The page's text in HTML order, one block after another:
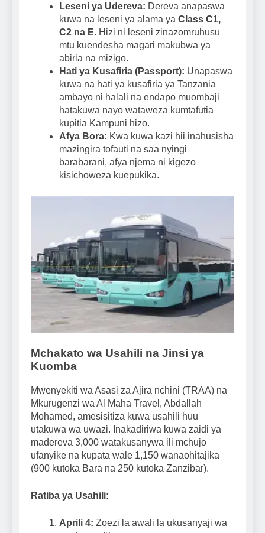
Leseni ya Udereva: Dereva anapaswa
kuwa na leseni ya alama ya Class C1,
C2 na E. Hizi ni leseni zinazomruhusu
mtu kuendesha magari makubwa ya
abiria na mizigo.
Hati ya Kusafiria (Passport): Unapaswa
kuwa na hati ya kusafiria ya Tanzania
ambayo ni halali na endapo muombaji
hatakuwa nayo wataweza kumtafutia
kupitia Kampuni hizo.
Afya Bora: Kwa kuwa kazi hii inahusisha
mazingira tofauti na saa nyingi
barabarani, afya njema ni kigezo
kisichoweza kuepukika.
Mchakato wa Usahili na Jinsi ya
Kuomba
Mwenyekiti wa Asasi za Ajira nchini (TRAA) na
Mkurugenzi wa Al Maha Travel, Abdallah
Mohamed, amesisitiza kuwa usahili huu
utakuwa wa uwazi. Inakadiriwa kuwa zaidi ya
madereva 3,000 watakusanywa ili mchujo
ufanyike na kupata wale 1,150 wanaohitajika
(900 kutoka Bara na 250 kutoka Zanzibar).
Ratiba ya Usahili:
Aprili 4: Zoezi la awali la ukusanyaji wa